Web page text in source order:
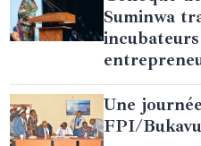
Suminwa
Une
FPI/Bukavu